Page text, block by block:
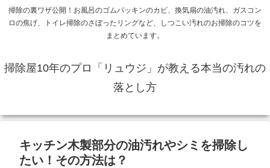
掃除の裏ワザ公開！お風呂のゴムパッキンのカビ、換気扇の油汚れ、ガスコン
ロの焦げ、トイレ掃除のさぼったリングなど、しつこい汚れのお掃除のコツを
まとめています。
掃除屋10年のプロ「リュウジ」が教える本当の汚れの
落とし方
キッチン木製部分の油汚れやシミを掃除し
たい！その方法は？